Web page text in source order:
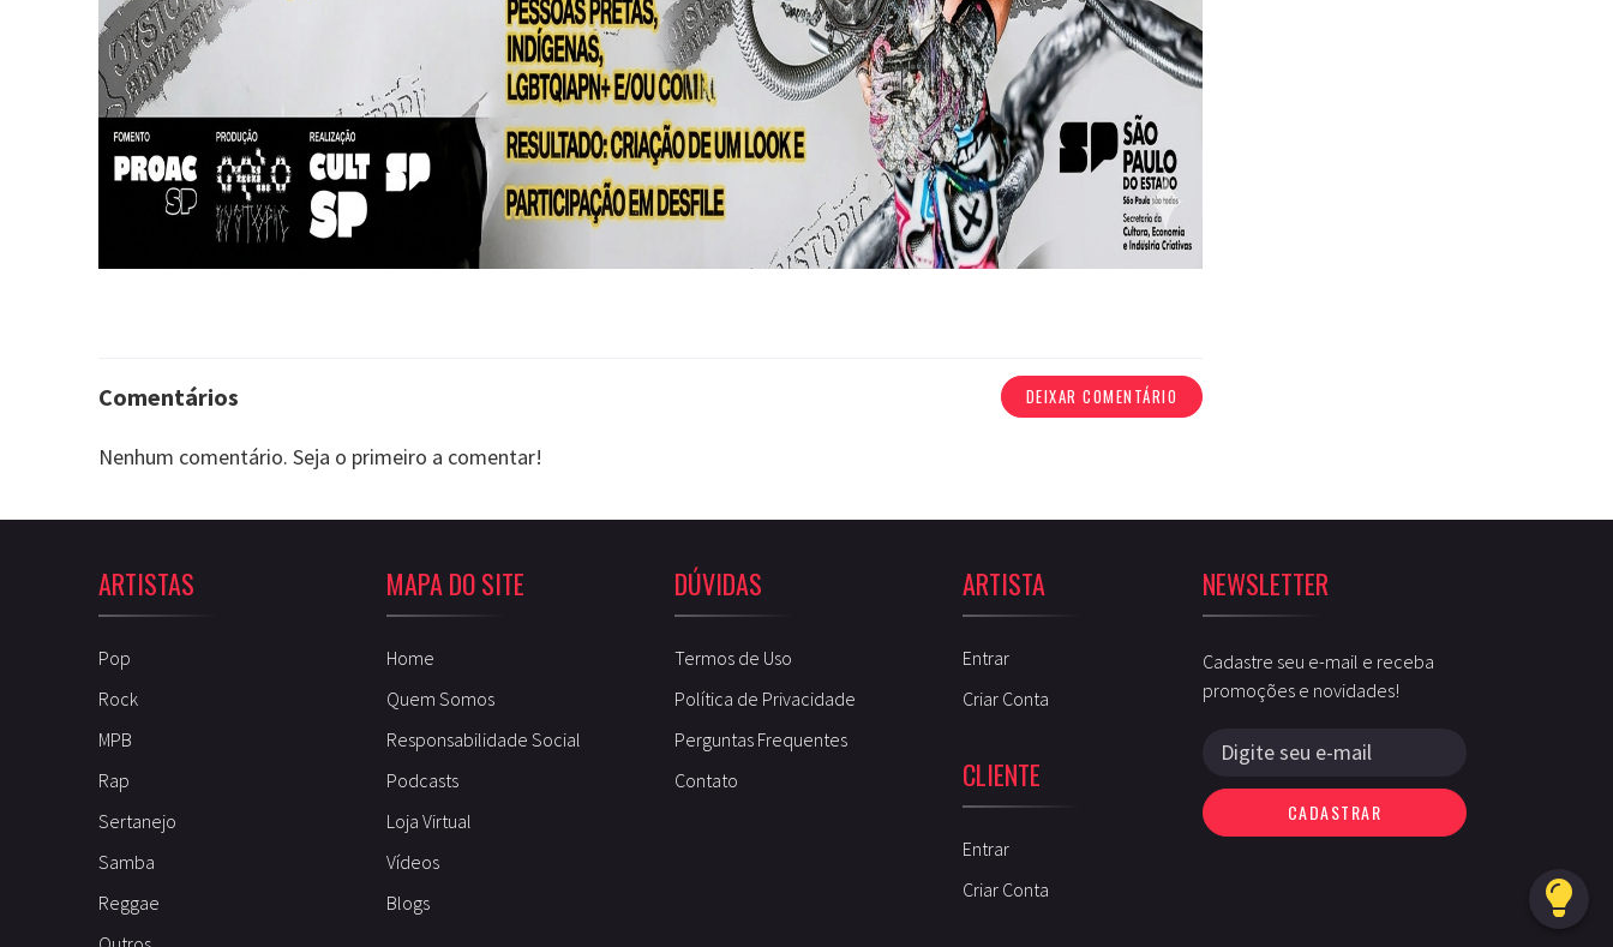
Comentários DEIXAR COMENTÁRIO
Nenhum comentário. Seja o primeiro a comentar!
ARTISTAS
Pop
Rock
MPB
Rap
Sertanejo
Samba
Reggae
MAPA DO SITE
Home
Quem Somos
Responsabilidade Social
Podcasts
Loja Virtual
Vídeos
Blogs
DÚVIDAS
Termos de Uso
Política de Privacidade
Perguntas Frequentes
Contato
ARTISTA
Entrar
Criar Conta
CLIENTE
Entrar
Criar Conta
NEWSLETTER
Cadastre seu e-mail e receba
promoções e novidades!
CADASTRAR